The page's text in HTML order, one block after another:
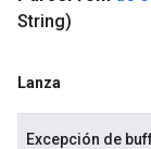
String)
Lanza
Excepción de